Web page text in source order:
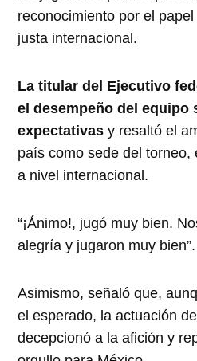
reconocimiento por el
justa internacional.
La titular del Ejecutivo
el desempeño del equipo
expectativasy resaltó el
país como sede del torneo,
a nivel internacional.
“¡Ánimo!, jugó muy bien.
alegría y jugaron muy bien”.
Asimismo, señaló que,
el esperado, la actuación
decepcionó a la afición y